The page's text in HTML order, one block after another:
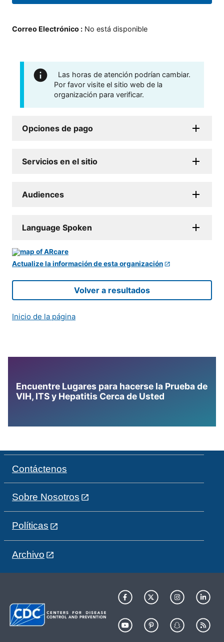
Correo Electrónico : No está disponible
Las horas de atención podrían cambiar.
Por favor visite el sitio web de la
organización para verificar.
Opciones de pago
Servicios en el sitio
Audiences
Language Spoken
Actualize la información de esta organización
Volver a resultados
Inicio de la página
Encuentre Lugares para hacerse la Prueba de
VIH, ITS y Hepatitis Cerca de Usted
Contáctenos
Sobre Nosotros
Políticas
Archivo